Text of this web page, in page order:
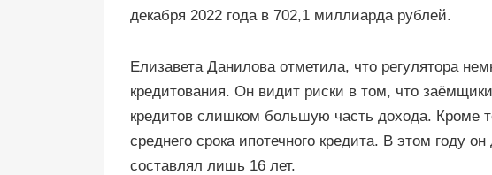
декабря 2022 года в 702,1 миллиарда рублей.
Елизавета Данилова отметила, что регулятора
кредитования. Он видит риски в том, что
кредитов слишком большую часть дохода. Кроме
среднего срока ипотечного кредита. В этом году
составлял лишь 16 лет.